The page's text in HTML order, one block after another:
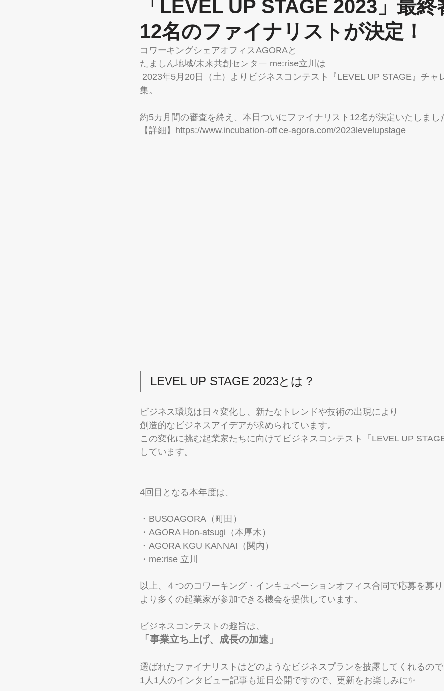
「LEVEL UP STAGE 2023」最
12名のファイナリストが決定！
コワーキングシェアオフィスAGORAと
たましん地域/未来共創センター me:rise立川は
集。
約5カ月間の審査を終え、本日ついにファイナリスト12名が決定いたしまし
【詳細】
https://www.incubation-office-agora.com/2023levelupstage
LEVEL UP STAGE 2023とは？
ビジネス環境は日々変化し、新たなトレンドや技術の出現により
創造的なビジネスアイデアが求められています。
この変化に挑む起業家たちに向けてビジネスコンテスト「LEVEL UP
しています。
4回目となる本年度は、
・BUSOAGORA（町田）
・AGORA Hon-atsugi（本厚木）
・AGORA KGU KANNAI（関内）
・me:rise 立川
以上、４つのコワーキング・インキュベーションオフィス合同で応募を募り
より多くの起業家が参加できる機会を提供しています。
ビジネスコンテストの趣旨は、
「事業立ち上げ、成長の加速」
選ばれたファイナリストはどのようなビジネスプランを披露してくれるので
1人1人のインタビュー記事も近日公開ですので、更新をお楽しみに✨